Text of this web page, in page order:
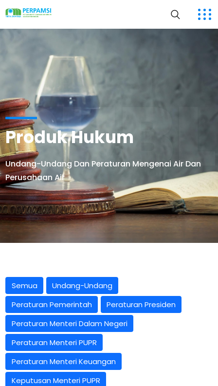
Produk Hukum
Undang-Undang Dan Peraturan Mengenai Air Dan
Perusahaan Air
Semua
Undang-Undang
Peraturan Pemerintah
Peraturan Presiden
Peraturan Menteri Dalam Negeri
Peraturan Menteri PUPR
Peraturan Menteri Keuangan
Keputusan Menteri PUPR